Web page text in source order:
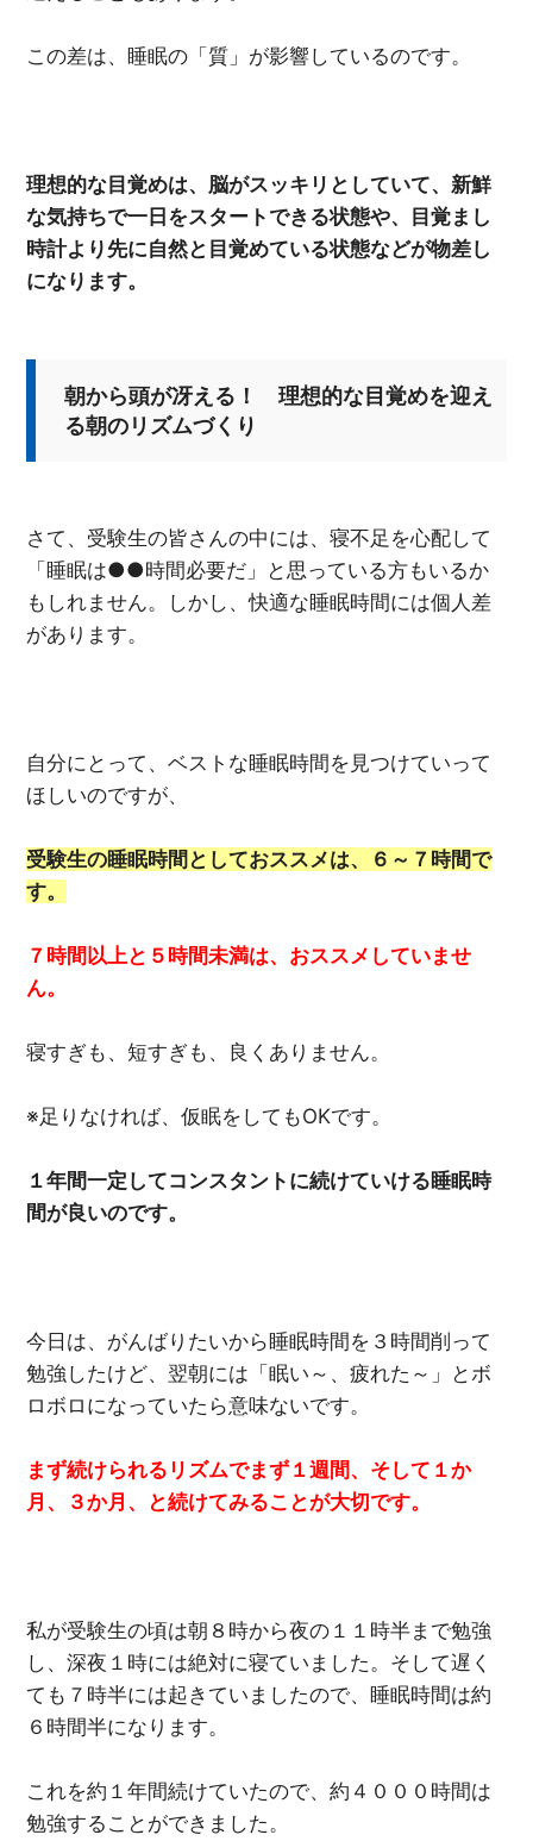
この差は、睡眠の「質」が影響しているのです。
理想的な目覚めは、脳がスッキリとしていて、新鮮
な気持ちで一日をスタートできる状態や、目覚まし
時計より先に自然と目覚めている状態などが物差し
になります。
朝から頭が冴える！ 理想的な目覚めを迎え
る朝のリズムづくり
さて、受験生の皆さんの中には、寝不足を心配して
「睡眠は●●時間必要だ」と思っている方もいるか
もしれません。しかし、快適な睡眠時間には個人差
があります。
自分にとって、ベストな睡眠時間を見つけていって
ほしいのですが、
受験生の睡眠時間としておススメは、６～７時間で
す。
７時間以上と５時間未満は、おススメしていませ
ん。
寝すぎも、短すぎも、良くありません。
※足りなければ、仮眠をしてもOKです。
１年間一定してコンスタントに続けていける睡眠時
間が良いのです。
今日は、がんばりたいから睡眠時間を３時間削って
勉強したけど、翌朝には「眠い～、疲れた～」とボ
ロボロになっていたら意味ないです。
まず続けられるリズムでまず１週間、そして１か
月、３か月、と続けてみることが大切です。
私が受験生の頃は朝８時から夜の１１時半まで勉強
し、深夜１時には絶対に寝ていました。そして遅く
ても７時半には起きていましたので、睡眠時間は約
６時間半になります。
これを約１年間続けていたので、約４０００時間は
勉強することができました。